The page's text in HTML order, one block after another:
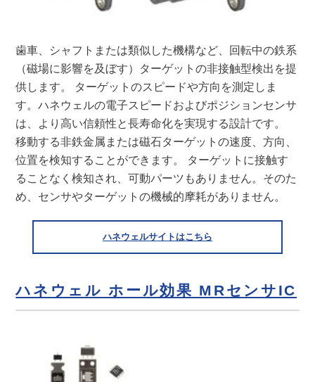
歯車、シャフトまたは類似した機構など、回転中の鉄系
（磁場に影響を及ぼす）ターゲットの非接触型検出を提
供します。 ターゲットのスピードや方向を測定しま
す。ハネウェルの電子スピードおよびポジションセンサ
は、より高い信頼性と長寿命化を実現する設計です。
移動する非鉄金属または磁石ターゲットの速度、方向、
位置を検知することができます。 ターゲットに接触す
ることなく検知され、可動パーツもありません。そのた
め、センサやターゲットの機械的摩耗がありません。
ハネウェルサイトはこちら
ハネウェル ホール効果 MRセンサIC